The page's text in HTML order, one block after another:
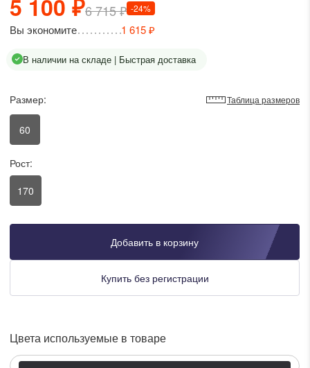
в WhatsApp
в Viber
в Telegram
в Max
колл-центра:
- 19:00
6 715 ₽ -24%
5 100 ₽
Вы экономите 1 615 ₽
В наличии на складе | Быстрая доставка
Размер: Таблица размеров
60
Рост:
170
Добавить в корзину
Купить без регистрации
Цвета используемые в товаре